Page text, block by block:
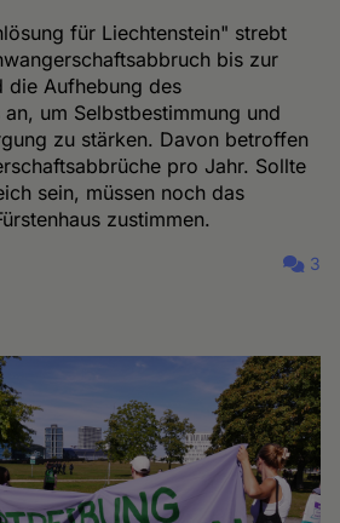
für Liechtenstein" strebt
bis zur
die Aufhebung des
um Selbstbestimmung und
zu stärken. Davon betroffen
pro Jahr. Sollte
sein, müssen noch das
zustimmen.
3